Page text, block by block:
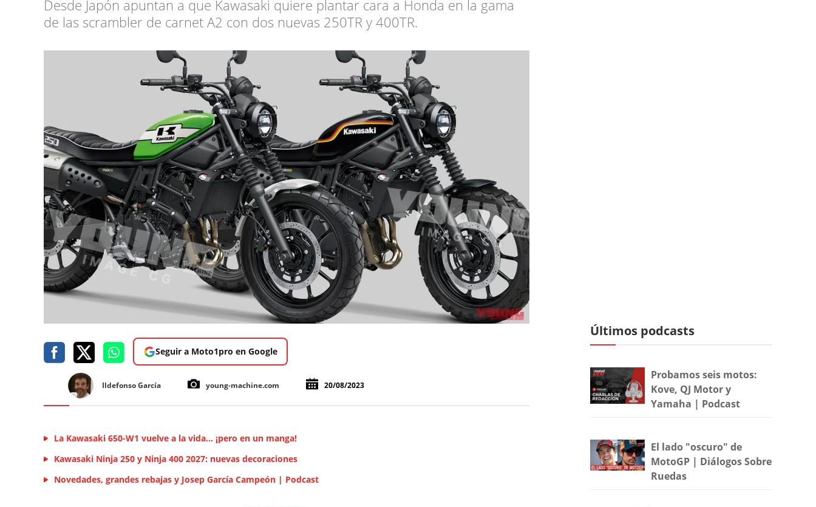
Desde Japón apuntan a que Kawasaki quiere plantar cara a Honda en la gama
de las scrambler de carnet A2 con dos nuevas 250TR y 400TR.
Seguir a Moto1pro en Google
Ildefonso García young-machine.com 20/08/2023
La Kawasaki 650-W1 vuelve a la vida... ¡pero en un manga!
Kawasaki Ninja 250 y Ninja 400 2027: nuevas decoraciones
Novedades, grandes rebajas y Josep García Campeón | Podcast
Últimos podcasts
Probamos seis motos:
Kove, QJ Motor y
Yamaha | Podcast
El lado "oscuro" de
MotoGP | Diálogos Sobre
Ruedas